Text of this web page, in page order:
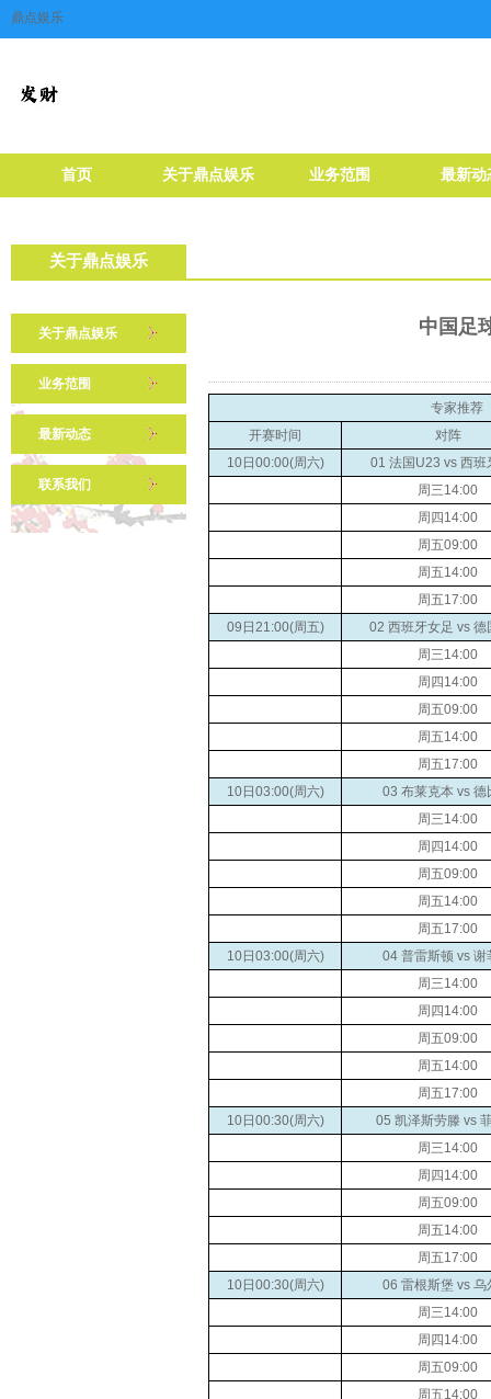
鼎点娱乐
首页 关于鼎点娱乐 业务范围 最新动
关于鼎点娱乐
关于鼎点娱乐
业务范围
最新动态
联系我们
中国足
专家推
开赛时间
对阵
10日00:00(周六)
01 法国U23 vs 西班
周三14:00
周四14:00
周五09:00
周五14:00
周五17:00
09日21:00(周五)
02 西班牙女足 vs 德
周三14:00
周四14:00
周五09:00
周五14:00
周五17:00
10日03:00(周六)
03 布莱克本 vs 德
周三14:00
周四14:00
周五09:00
周五14:00
周五17:00
10日03:00(周六)
04 普雷斯顿 vs 谢
周三14:00
周四14:00
周五09:00
周五14:00
周五17:00
10日00:30(周六)
05 凯泽斯劳滕 vs
周三14:00
周四14:00
周五09:00
周五14:00
周五17:00
10日00:30(周六)
06 雷根斯堡 vs 乌
周三14:00
周四14:00
周五09:00
周五14:00